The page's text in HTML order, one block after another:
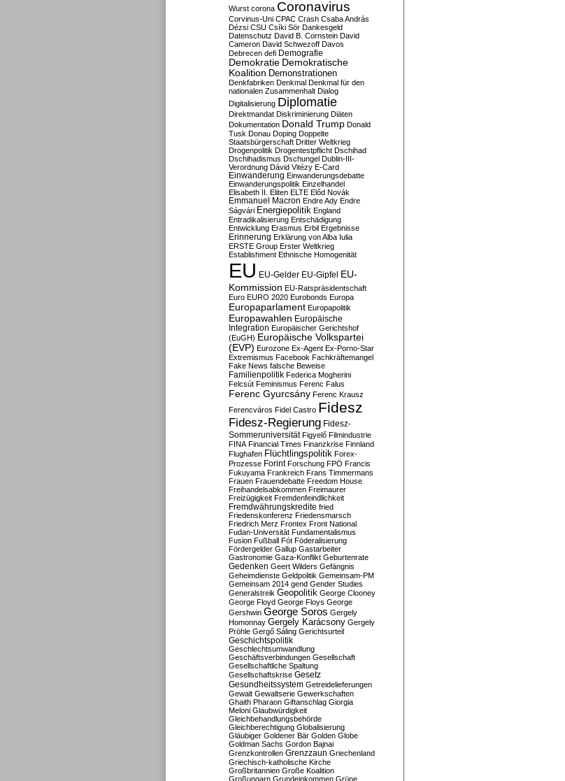
Wurst corona Coronavirus
Corvinus-Uni CPAC Crash Csaba András
Dézsi CSU Csíki Sör Dankesgeld
Datenschutz David B. Cornstein David
Cameron David Schwezoff Davos
Debrecen defi Demografie
Demokratie Demokratische
Koalition Demonstrationen
Denkfabriken Denkmal Denkmal für den
nationalen Zusammenhalt Dialog
Digitalisierung Diplomatie
Direktmandat Diskriminierung Diäten
Dokumentation Donald Trump Donald
Tusk Donau Doping Doppelte
Staatsbürgerschaft Dritter Weltkrieg
Drogenpolitik Drogentestpflicht Dschihad
Dschihadismus Dschungel Dublin-III-
Verordnung Dávid Vitézy E-Card
Einwanderung Einwanderungsdebatte
Einwanderungspolitik Einzelhandel
Elisabeth II. Eliten ELTE Előd Novák
Emmanuel Macron Endre Ady Endre
Ságvári Energiepolitik England
Entradikalisierung Entschädigung
Entwicklung Erasmus Erbil Ergebnisse
Erinnerung Erklärung von Alba Iulia
ERSTE Group Erster Weltkrieg
Establishment Ethnische Homogenität
EU EU-Gelder EU-Gipfel EU-
Kommission EU-Ratspräsidentschaft
Euro EURO 2020 Eurobonds Europa
Europaparlament Europapolitik
Europawahlen Europäische
Integration Europäischer Gerichtshof
(EuGH) Europäische Volkspartei
(EVP) Eurozone Ex-Agent Ex-Porno-Star
Extremismus Facebook Fachkräftemangel
Fake News falsche Beweise
Familienpolitik Federica Mogherini
Felcsút Feminismus Ferenc Falus
Ferenc Gyurcsány Ferenc Krausz
Ferencváros Fidel Castro Fidesz
Fidesz-Regierung Fidesz-
Sommeruniversität Figyelő Filmindustrie
FINA Financial Times Finanzkrise Finnland
Flughafen Flüchtlingspolitik Forex-
Prozesse Forint Forschung FPÖ Francis
Fukuyama Frankreich Frans Timmermans
Frauen Frauendebatte Freedom House
Freihandelsabkommen Freimaurer
Freizügigkeit Fremdenfeindlichkeit
Fremdwährungskredite fried
Friedenskonferenz Friedensmarsch
Friedrich Merz Frontex Front National
Fudan-Universität Fundamentalismus
Fusion Fußball Fót Föderalisierung
Fördergelder Gallup Gastarbeiter
Gastronomie Gaza-Konflikt Geburtenrate
Gedenken Geert Wilders Gefängnis
Geheimdienste Geldpolitik Gemeinsam-PM
Gemeinsam 2014 gend Gender Studies
Generalstreik Geopolitik George Clooney
George Floyd George Floys George
Gershwin George Soros Gergely
Homonnay Gergely Karácsony Gergely
Pröhle Gergő Sáling Gerichtsurteil
Geschichtspolitik
Geschlechtsumwandlung
Geschäftsverbindungen Gesellschaft
Gesellschaftliche Spaltung
Gesellschaftskrise Gesetz
Gesundheitssystem Getreidelieferungen
Gewalt Gewaltserie Gewerkschaften
Ghaith Pharaon Giftanschlag Giorgia
Meloni Glaubwürdigkeit
Gleichbehandlungsbehörde
Gleichberechtigung Globalisierung
Gläubiger Goldener Bär Golden Globe
Goldman Sachs Gordon Bajnai
Grenzkontrollen Grenzzaun Griechenland
Griechisch-katholische Kirche
Großbritannien Große Koalition
Großungarn Grundeinkommen Grüne